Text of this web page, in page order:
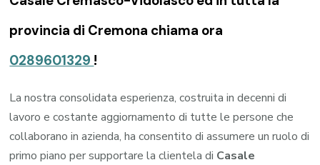
provincia di Cremona chiama ora
0289601329 !
La nostra consolidata esperienza, costruita in decenni di
lavoro e costante aggiornamento di tutte le persone che
collaborano in azienda, ha consentito di assumere un ruolo di
primo piano per supportare la clientela di Casale